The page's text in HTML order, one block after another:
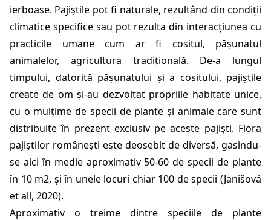
ierboase. Pajiștile pot fi naturale, rezultând din condiții
climatice specifice sau pot rezulta din interacțiunea cu
practicile umane cum ar fi cositul, pășunatul
animalelor, agricultura tradițională. De-a lungul
timpului, datorită pășunatului și a cositului, pajiștile
create de om și-au dezvoltat propriile habitate unice,
cu o mulțime de specii de plante și animale care sunt
distribuite în prezent exclusiv pe aceste pajiști. Flora
pajiștilor românești este deosebit de diversă, gasindu-
se aici în medie aproximativ 50-60 de specii de plante
în 10 m2, și în unele locuri chiar 100 de specii (Janišová
et all, 2020).
Aproximativ o treime dintre speciile de plante